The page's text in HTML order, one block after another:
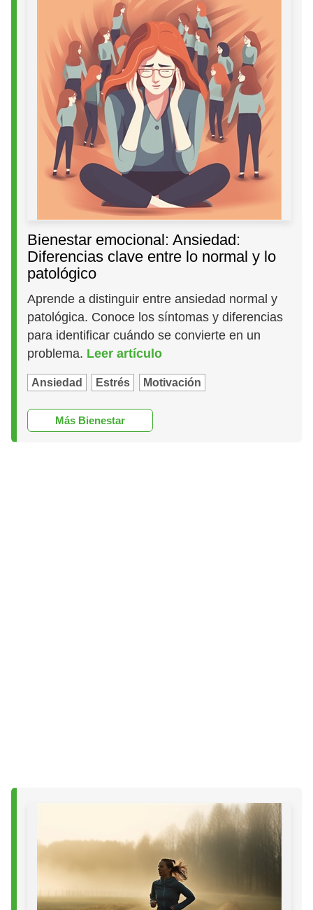
Bienestar emocional: Ansiedad:
Diferencias clave entre lo normal y lo
patológico
Aprende a distinguir entre ansiedad normal y
patológica. Conoce los síntomas y diferencias
para identificar cuándo se convierte en un
problema. Leer artículo
Ansiedad Estrés Motivación
Más Bienestar